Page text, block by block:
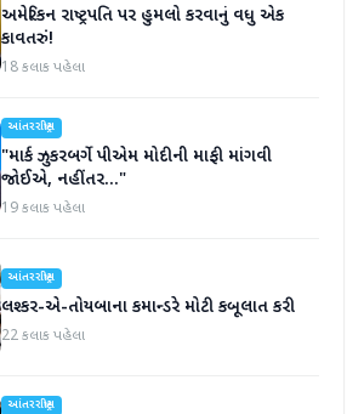
અમેરિકન રાષ્ટ્રપતિ પર હુમલો કરવાનું વધુ એક
કાવતરું!
18 કલાક પહેલા
આંતરરાષ્ટ્રીય
"માર્ક ઝુકરબર્ગે પીએમ મોદીની માફી માંગવી
જોઈએ, નહીંતર..."
19 કલાક પહેલા
આંતરરાષ્ટ્રીય
લશ્કર-એ-તોયબાના કમાન્ડરે મોટી કબૂલાત કરી
22 કલાક પહેલા
આંતરરાષ્ટ્રીય